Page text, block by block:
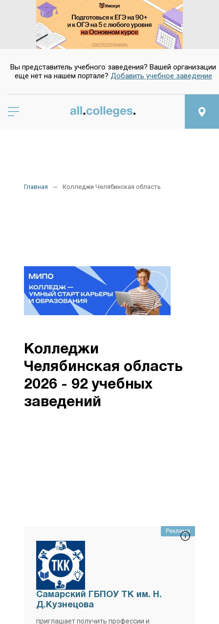
Вы представитель учебного заведения? Вашей организации
еще нет на нашем портале? Добавить учебное заведение
Главная Колледжи Челябинская область
Колледжи
Челябинская область
2026 - 92 учебных
заведений
Реклама
Самарский ГБПОУ ТК им. Н.
Д.Кузнецова
приглашает получить профессии и